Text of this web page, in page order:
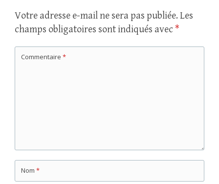
Votre adresse e-mail ne sera pas publiée. Les
champs obligatoires sont indiqués avec *
Commentaire *
Nom *